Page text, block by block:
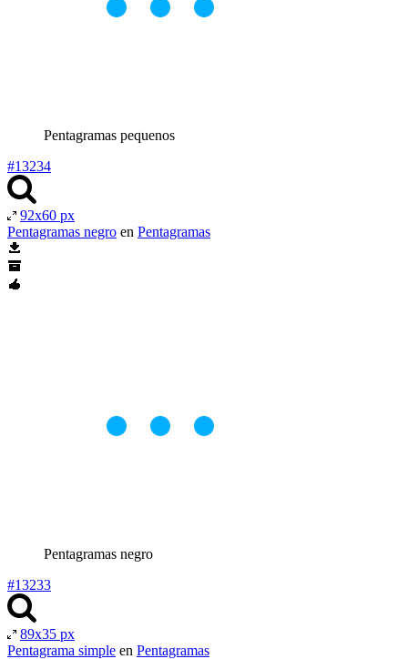
Pentagramas pequenos
#13234
92x60 px
Pentagramas negro en Pentagramas
Pentagramas negro
#13233
89x35 px
Pentagrama simple en Pentagramas